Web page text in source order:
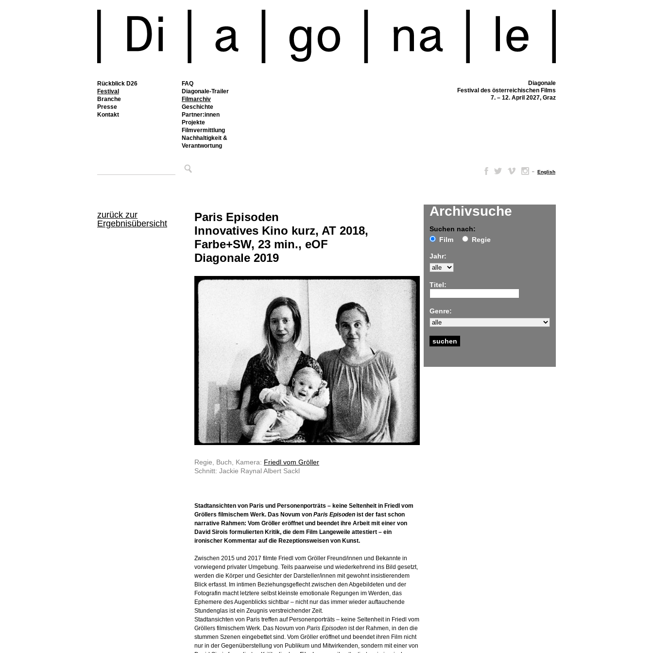
Rückblick D26
Festival
FAQ
Diagonale-Trailer
Filmarchiv
Geschichte
Partner:innen
Projekte
Filmvermittlung
Nachhaltigkeit &
Verantwortung
Branche
Presse
Kontakt
Diagonale
Festival des österreichischen Films
7. – 12. April 2027, Graz
– English
zurück zur
Ergebnisübersicht
Archivsuche
Suchen nach:
Film
Regie
Jahr:
Titel:
Genre:
Paris Episoden
Innovatives Kino kurz, AT 2018,
Farbe+SW, 23 min., eOF
Diagonale 2019
Regie, Buch, Kamera: Friedl vom Gröller
Schnitt: Jackie Raynal Albert Sackl
Stadtansichten von Paris und Personenporträts – keine Seltenheit in Friedl vom
Gröllers filmischem Werk. Das Novum von Paris Episoden ist der fast schon
narrative Rahmen: Vom Gröller eröffnet und beendet ihre Arbeit mit einer von
David Sirois formulierten Kritik, die dem Film Langeweile attestiert – ein
ironischer Kommentar auf die Rezeptionsweisen von Kunst.
Zwischen 2015 und 2017 filmte Friedl vom Gröller Freund/innen und Bekannte in
vorwiegend privater Umgebung. Teils paarweise und wiederkehrend ins Bild gesetzt,
werden die Körper und Gesichter der Darsteller/innen mit gewohnt insistierendem
Blick erfasst. Im intimen Beziehungsgeflecht zwischen den Abgebildeten und der
Fotografin macht letztere selbst kleinste emotionale Regungen im Werden, das
Ephemere des Augenblicks sichtbar – nicht nur das immer wieder auftauchende
Stundenglas ist ein Zeugnis verstreichender Zeit.
Stadtansichten von Paris treffen auf Personenporträts – keine Seltenheit in Friedl vom
Gröllers filmischem Werk. Das Novum von Paris Episoden ist der Rahmen, in den die
stummen Szenen eingebettet sind. Vom Gröller eröffnet und beendet ihren Film nicht
nur in der Gegenüberstellung von Publikum und Mitwirkenden, sondern mit einer von